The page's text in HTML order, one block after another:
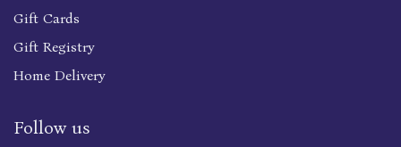
Gift Cards
Gift Registry
Home Delivery
Follow us